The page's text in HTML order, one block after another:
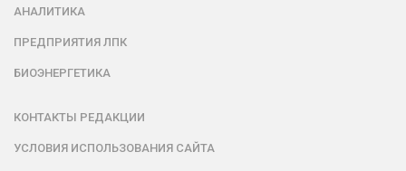
АНАЛИТИКА
ПРЕДПРИЯТИЯ ЛПК
БИОЭНЕРГЕТИКА
КОНТАКТЫ РЕДАКЦИИ
УСЛОВИЯ ИСПОЛЬЗОВАНИЯ САЙТА